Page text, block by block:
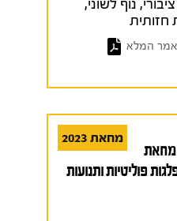
, נוף לשוני,
חזותית
המלא
מחאת 2023
פוליטיות ותנועות